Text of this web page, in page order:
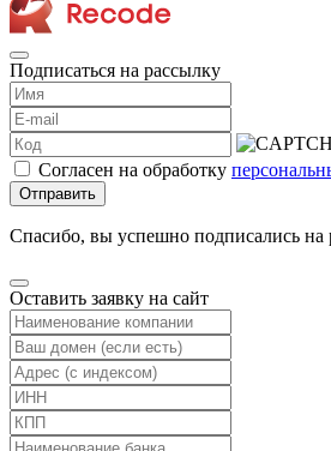
Подписаться на рассылку
Согласен на обработку
Отправить
Спасибо, вы успешно подписались на
Оставить заявку на сайт